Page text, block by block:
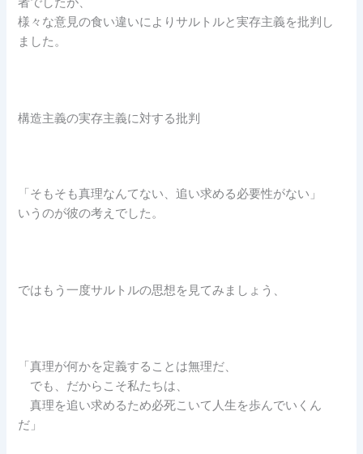
様々な意見の食い違いによりサルトルと実存主義を批判し
ました。
構造主義の実存主義に対する批判
「そもそも真理なんてない、追い求める必要性がない」
いうのが彼の考えでした。
ではもう一度サルトルの思想を見てみましょう、
「真理が何かを定義することは無理だ、
でも、だからこそ私たちは、
真理を追い求めるため必死こいて人生を歩んでいくん
だ」